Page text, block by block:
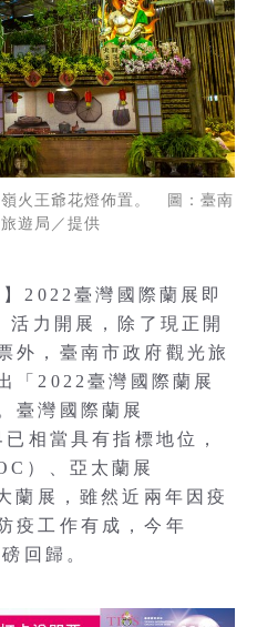
火王爺花燈佈置。 圖：臺南
遊局／提供
2022臺灣國際蘭展即
活力開展，除了現正開
外，臺南市政府觀光旅
「2022臺灣國際蘭展
臺灣國際蘭展
相當具有指標地位，
）、亞太蘭展
蘭展，雖然近兩年因疫
疫工作有成，今年
回歸。